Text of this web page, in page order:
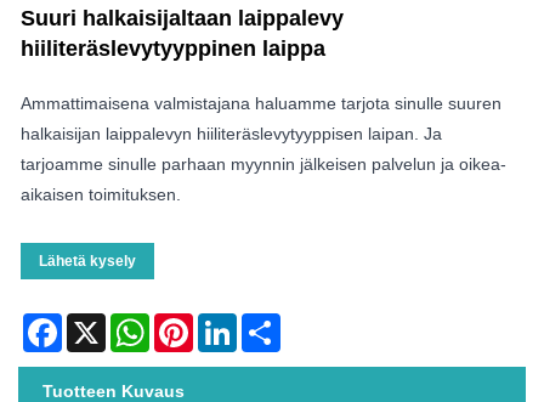
Suuri halkaisijaltaan laippalevy
hiiliteräslevytyyppinen laippa
Ammattimaisena valmistajana haluamme tarjota sinulle suuren
halkaisijan laippalevyn hiiliteräslevytyyppisen laipan. Ja
tarjoamme sinulle parhaan myynnin jälkeisen palvelun ja oikea-
aikaisen toimituksen.
Lähetä kysely
Facebook
X WhatsAppPinterestLinkedIn
Tuotteen Kuvaus